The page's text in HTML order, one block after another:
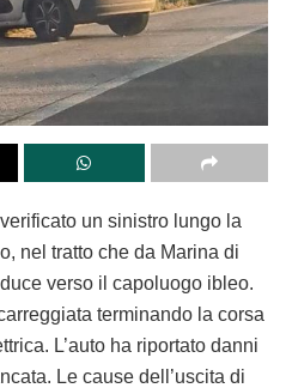
un sinistro lungo la
nel tratto che da Marina di
verso il capoluogo ibleo.
terminando la corsa
L’auto ha riportato danni
Le cause dell’uscita di